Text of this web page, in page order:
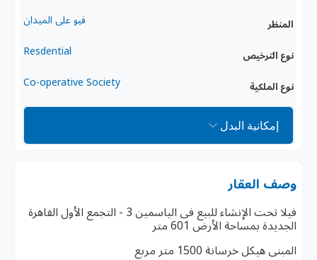
المنظر فيو على الميدان
نوع الترخيص Resdential
نوع الملكية Co-operative Society
إمكانية البدل
وصف العقار
فيلا تحت الإنشاء للبيع فى الياسمين 3 - التجمع الأول القاهرة
الجديدة بمساحة الأرض 601 متر
المبنى هيكل خرسانة 1500 متر مربع